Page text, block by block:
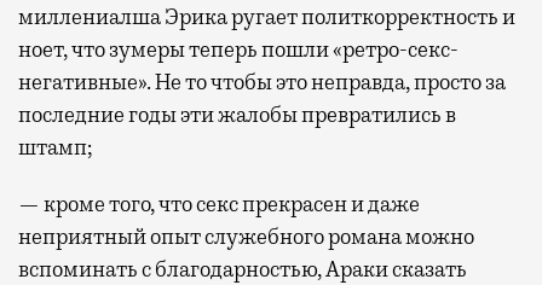
миллениалша Эрика ругает политкорректность и
ноет, что зумеры теперь пошли «ретро-секс-
негативные». Не то чтобы это неправда, просто за
последние годы эти жалобы превратились в
штамп;
— кроме того, что секс прекрасен и даже
неприятный опыт служебного романа можно
вспоминать с благодарностью, Араки сказать